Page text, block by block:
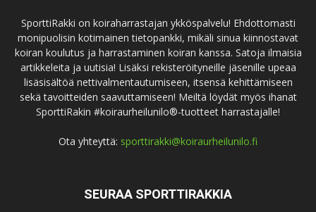
SporttiRakki on koiraharrastajan ykköspalvelu! Ehdottomasti
monipuolisin kotimainen tietopankki, mikäli sinua kiinnostavat
koiran koulutus ja harrastaminen koiran kanssa. Satoja ilmaisia
artikkeleita ja uutisia! Lisäksi rekisteröityneille jäsenille upeaa
lisäsisältöä nettivalmentautumiseen, itsensä kehittämiseen
sekä tavoitteiden saavuttamiseen! Meiltä löydät myös ihanat
SporttiRakin #koiraurheilunilo®-tuotteet harrastajalle!
Ota yhteyttä: sporttirakki@koiraurheilunilo.fi
SEURAA SPORTTIRAKKIA